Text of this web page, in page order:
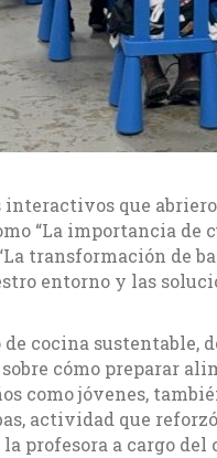
que
“La importancia de
transformación de
entorno y las
cocina sustentable,
cómo preparar
como jóvenes,
actividad que
profesora a cargo del